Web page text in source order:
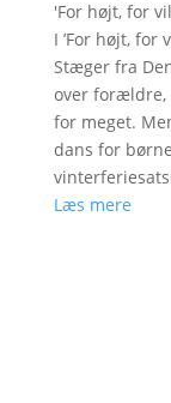
'For højt, for
I ’For højt, for
Stæger fra
over forældre,
for meget.
dans for
Læs mere